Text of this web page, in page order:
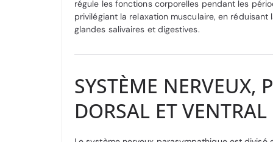
régule les fonctions corporelles pendant les
privilégiant la relaxation musculaire, en
glandes salivaires et digestives.
SYSTÈME NERVEUX,
DORSAL ET VENTRAL